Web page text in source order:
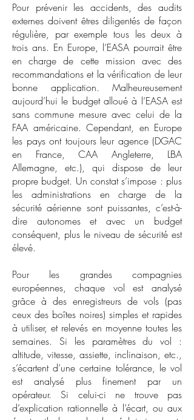
Pour prévenir les accidents, des audits
externes doivent êtres diligentés de façon
régulière, par exemple tous les deux à
trois ans. En Europe, l’EASA pourrait être
en charge de cette mission avec des
recommandations et la vérification de leur
bonne application. Malheureusement
aujourd’hui le budget alloué à l’EASA est
sans commune mesure avec celui de la
FAA américaine. Cependant, en Europe
les pays ont toujours leur agence (DGAC
en France, CAA Angleterre, LBA
Allemagne, etc.), qui dispose de leur
propre budget. Un constat s’impose : plus
les administrations en charge de la
sécurité aérienne sont puissantes, c’est-à-
dire autonomes et avec un budget
conséquent, plus le niveau de sécurité est
élevé.
Pour les grandes compagnies
européennes, chaque vol est analysé
grâce à des enregistreurs de vols (pas
ceux des boîtes noires) simples et rapides
à utiliser, et relevés en moyenne toutes les
semaines. Si les paramètres du vol :
altitude, vitesse, assiette, inclinaison, etc.,
s’écartent d’une certaine tolérance, le vol
est analysé plus finement par un
opérateur. Si celui-ci ne trouve pas
d’explication rationnelle à l’écart, ou aux